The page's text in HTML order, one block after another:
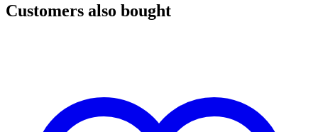
Customers also bought